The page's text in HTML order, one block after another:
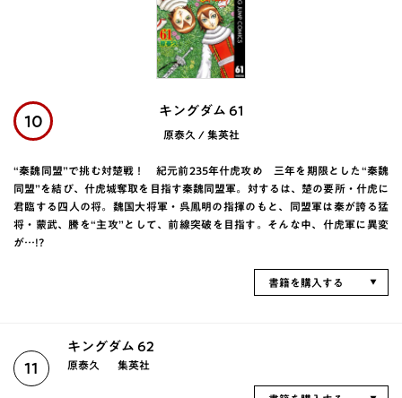
10
キングダム 61
原泰久 / 集英社
“秦魏同盟”で挑む対楚戦！ 紀元前235年什虎攻め 三年を期限とした“秦魏
同盟”を結び、什虎城奪取を目指す秦魏同盟軍。対するは、楚の要所・什虎に
君臨する四人の将。魏国大将軍・呉鳳明の指揮のもと、同盟軍は秦が誇る猛
将・蒙武、騰を“主攻”として、前線突破を目指す。そんな中、什虎軍に異変
が…!?
書籍を購入する
11
キングダム 62
原泰久 集英社